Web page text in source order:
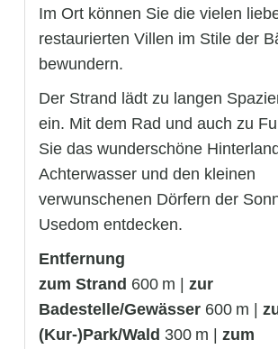
Im Ort können Sie die vielen
restaurierten Villen im Stile der
bewundern.
Der Strand lädt zu langen
ein. Mit dem Rad und auch zu
Sie das wunderschöne
Achterwasser und den kleinen
verwunschenen Dörfern der
Usedom entdecken.
Entfernung
zum Strand 600 m | zur
Badestelle/Gewässer 600 m |
(Kur-)Park/Wald 300 m | zum